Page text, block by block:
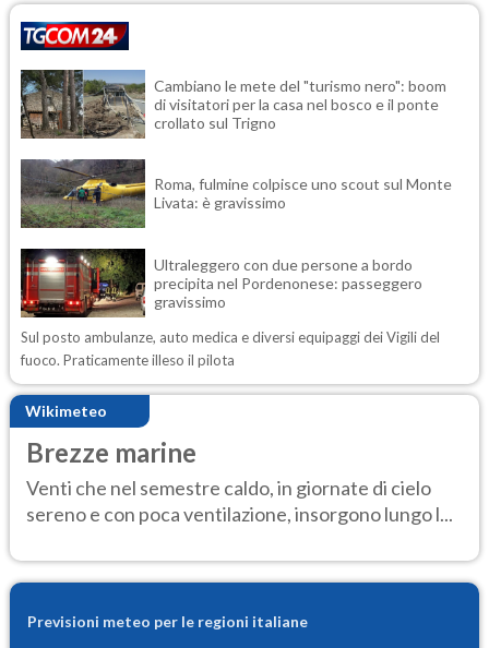
Cambiano le mete del "turismo nero": boom
di visitatori per la casa nel bosco e il ponte
crollato sul Trigno
Roma, fulmine colpisce uno scout sul Monte
Livata: è gravissimo
Ultraleggero con due persone a bordo
precipita nel Pordenonese: passeggero
gravissimo
Sul posto ambulanze, auto medica e diversi equipaggi dei Vigili del
fuoco. Praticamente illeso il pilota
Wikimeteo
Brezze marine
Venti che nel semestre caldo, in giornate di cielo
sereno e con poca ventilazione, insorgono lungo l...
Previsioni meteo per le regioni italiane